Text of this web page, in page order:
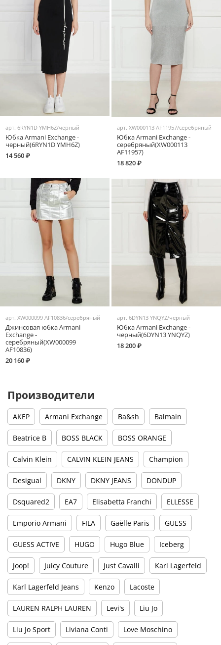
арт.6RYN1D YMH6Z/черный
Юбка Armani Exchange -
черный(6RYN1D YMH6Z)
14 560 ₽
арт. XW000113 AF11957/серебряный
Юбка Armani Exchange -
серебряный(XW000113
AF11957)
18 820 ₽
арт.XW000099 AF10836/серебряный
Джинсовая юбка Armani
Exchange -
серебряный(XW000099
AF10836)
20 160 ₽
арт. 6DYN13 YNQYZ/черный
Юбка Armani Exchange -
черный(6DYN13 YNQYZ)
18 200 ₽
Производители
AKEP Armani Exchange Ba&sh Balmain
Beatrice B BOSS BLACK BOSS ORANGE
Calvin Klein CALVIN KLEIN JEANS Champion
Desigual DKNY DKNY JEANS DONDUP
Dsquared2 EA7 Elisabetta Franchi ELLESSE
Emporio Armani FILA Gaëlle Paris GUESS
GUESS ACTIVE HUGO Hugo Blue Iceberg
Joop! Juicy Couture Just Cavalli Karl Lagerfeld
Karl Lagerfeld Jeans Kenzo Lacoste
LAUREN RALPH LAUREN Levi's Liu Jo
Liu Jo Sport Liviana Conti Love Moschino